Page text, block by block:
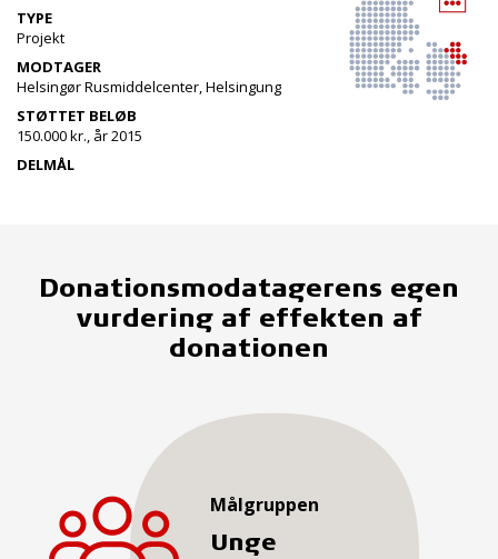
TYPE
Projekt
MODTAGER
Helsingør Rusmiddelcenter, Helsingung
STØTTET BELØB
150.000 kr., år 2015
DELMÅL
Donationsmodatagerens egen
vurdering af effekten af
donationen
Målgruppen
Unge